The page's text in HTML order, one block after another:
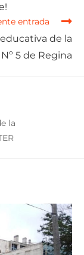
entrada
de la
5 de Regina
la